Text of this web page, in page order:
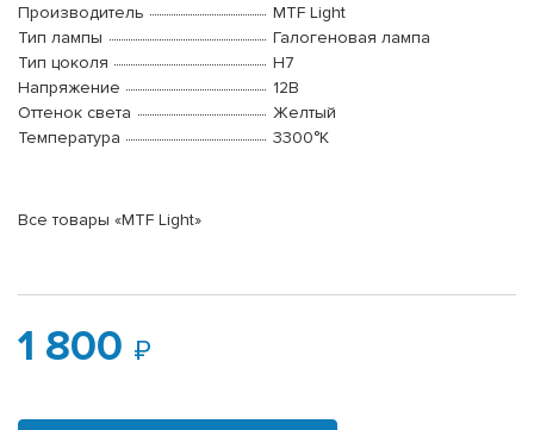
Производитель
MTF Light
Тип лампы
Галогеновая лампа
Тип цоколя
H7
Напряжение
12В
Оттенок света
Желтый
Температура
3300°K
Все товары «MTF Light»
1 800